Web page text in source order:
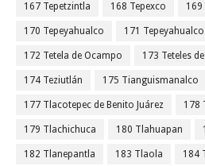
167 Tepetzintla 168 Tepexco 169
170 Tepeyahualco 171
172 Tetela de Ocampo 173 Teteles
174 Teziutlán 175 Tianguismanalco
177 Tlacotepec de Benito Juárez 178
179 Tlachichuca 180 Tlahuapan
182 Tlanepantla 183 Tlaola 184